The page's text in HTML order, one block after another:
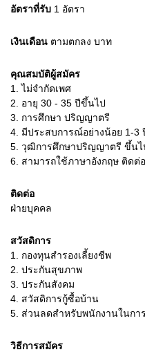
อัตราที่รับ 1 อัตรา
เงินเดือน ตามตกลง บาท
คุณสมบัติผู้สมัคร
1.
ไม่จํากัดเพศ
2.
อายุ 30 - 35 ปีขึ้นไป
3.
การศึกษา ปริญญาตรี
4. มีประสบการณ์อย่างน้อย 1-3
5. วุฒิการศึกษาปริญญาตรี ขึ้นไ
6. สามารถใช้ภาษาอังกฤษ ติดต่
ติดต่อ
ฝ่ายบุคคล
สวัสดิการ
1. กองทุนสำรองเลี้ยงชีพ
2. ประกันสุขภาพ
3. ประกันสังคม
4. สวัสดิการกู้ซื้อบ้าน
5. ส่วนลดสำหรับพนักงานในกา
วิธีการสมัคร